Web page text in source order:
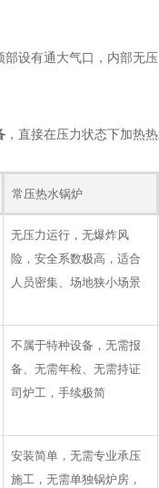
设有通大气口，内部无
，直接在压力状态下加热
常压热水锅炉
无压力运行，无爆炸风
险，安全系数极高，适合
人员密集、场地狭小场景
不属于特种设备，无需报
备、无需年检、无需持证
司炉工，手续极简
安装简单，无需专业承压
施工，无需单独锅炉房，